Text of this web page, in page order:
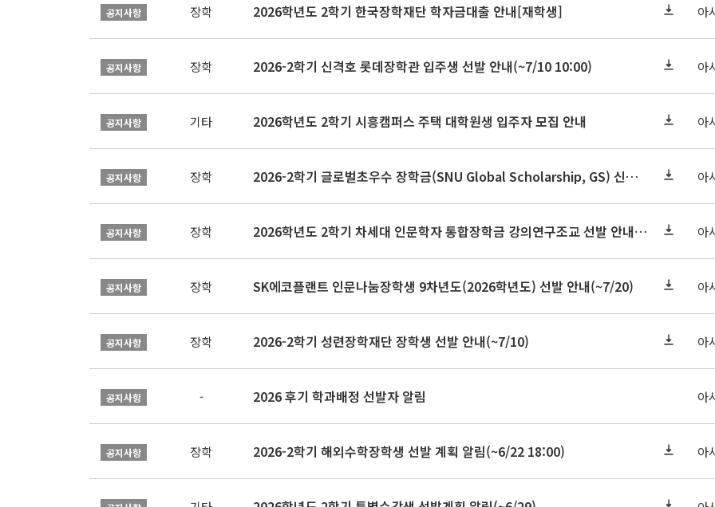
공지사항 장학 2026학년도 2학기 한국장학재단 학자금대출 안내[재학생] 아
공지사항 장학 2026-2학기 신격호 롯데장학관 입주생 선발 안내(~7/10 10:00) 아
공지사항 기타 2026학년도 2학기 시흥캠퍼스 주택 대학원생 입주자 모집 안내 아
공지사항 장학 2026-2학기 글로벌초우수 장학금(SNU Global Scholarship, GS) 신청 안내(~7/12 23:00) 아
공지사항 장학 2026학년도 2학기 차세대 인문학자 통합장학금 강의연구조교 선발 안내(~7/8) 아
공지사항 장학 SK에코플랜트 인문나눔장학생 9차년도(2026학년도) 선발 안내(~7/20) 아
공지사항 장학 2026-2학기 성련장학재단 장학생 선발 안내(~7/10) 아
공지사항 - 2026 후기 학과배정 선발자 알림 아
공지사항 장학 2026-2학기 해외수학장학생 선발 계획 알림(~6/22 18:00) 아